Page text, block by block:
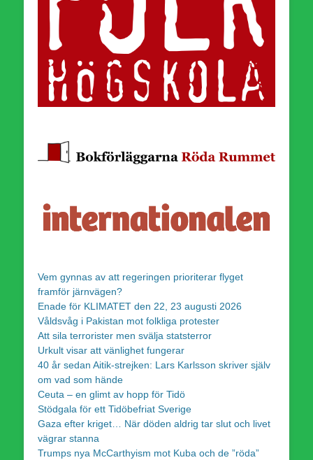
Vem gynnas av att regeringen prioriterar flyget
framför järnvägen?
Enade för KLIMATET den 22, 23 augusti 2026
Våldsvåg i Pakistan mot folkliga protester
Att sila terrorister men svälja statsterror
Urkult visar att vänlighet fungerar
40 år sedan Aitik-strejken: Lars Karlsson skriver själv
om vad som hände
Ceuta – en glimt av hopp för Tidö
Stödgala för ett Tidöbefriat Sverige
Gaza efter kriget… När döden aldrig tar slut och livet
vägrar stanna
Trumps nya McCarthyism mot Kuba och de ”röda”